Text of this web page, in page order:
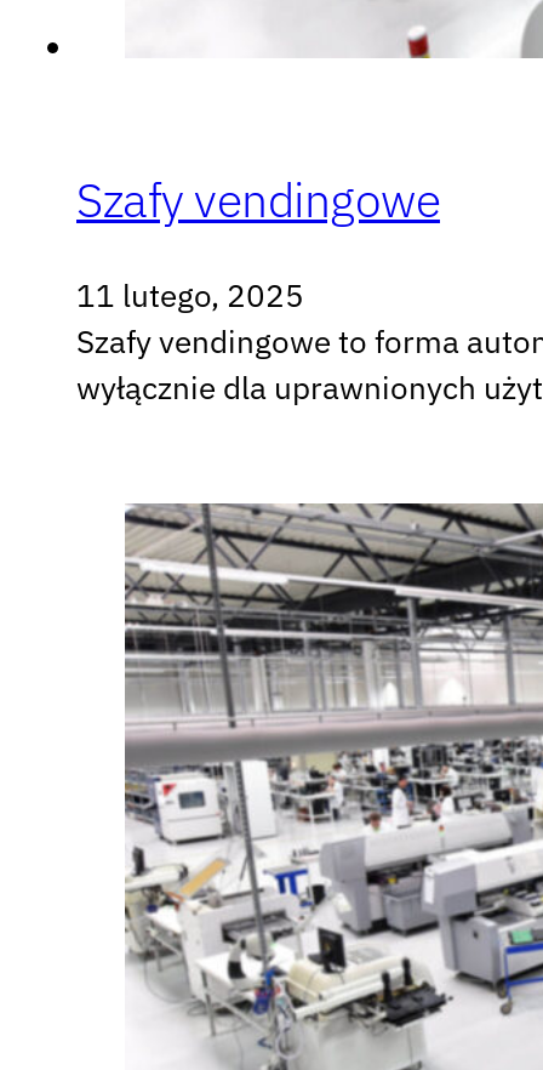
Szafy vendingowe
11 lutego, 2025
Szafy vendingowe to forma
wyłącznie dla uprawnionych